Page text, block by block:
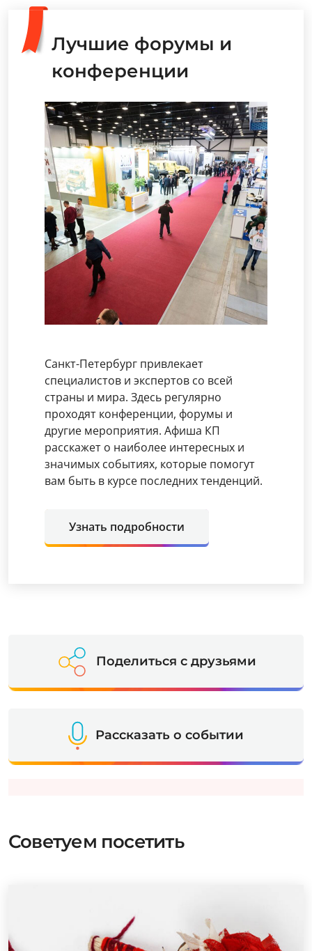
Лучшие форумы и
конференции
Санкт-Петербург привлекает
специалистов и экспертов со всей
страны и мира. Здесь регулярно
проходят конференции, форумы и
другие мероприятия. Афиша КП
расскажет о наиболее интересных и
значимых событиях, которые помогут
вам быть в курсе последних тенденций.
Узнать подробности
Поделиться с друзьями
Рассказать о событии
Советуем посетить